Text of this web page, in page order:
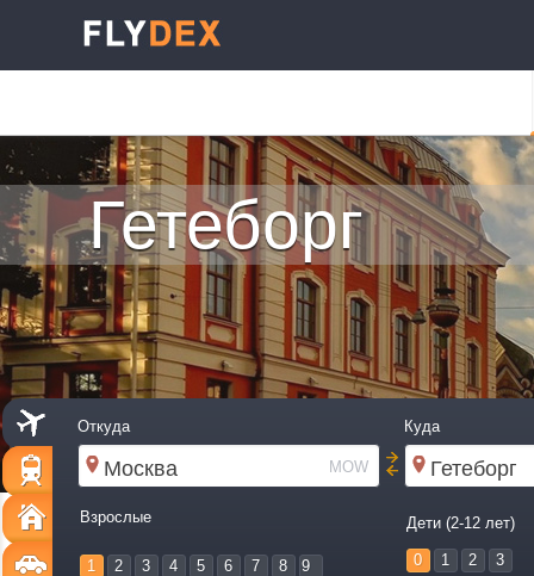
Гетеборг
Откуда Куда
MOW
Взрослые
1 2 3 4 5 6 7 8 9
Дети (2-12 лет)
0 1 2 3